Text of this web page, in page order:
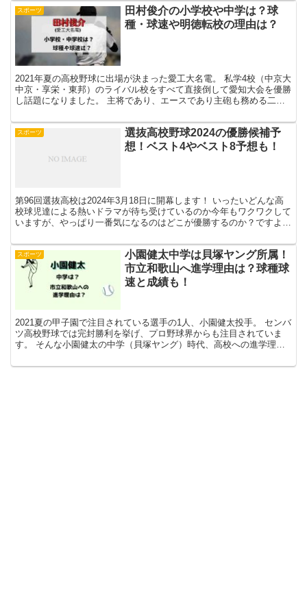
スポーツ
田村俊介の小学校や中学は？球
種・球速や明徳転校の理由は？
2021年夏の高校野球に出場が決まった愛工大名電。 私学4校（中京大
中京・享栄・東邦）のライバル校をすべて直接倒して愛知大会を優勝
し話題になりました。 主将であり、エースであり主砲も務める二刀
スポーツ
選抜高校野球2024の優勝候補予
想！ベスト4やベスト8予想も！
第96回選抜高校は2024年3月18日に開幕します！ いったいどんな高
校球児達による熱いドラマが待ち受けているのか今年もワクワクして
いますが、やっぱり一番気になるのはどこが優勝するのか？ですよ
スポーツ
小園健太中学は貝塚ヤング所属！
市立和歌山へ進学理由は？球種球
速と成績も！
2021夏の甲子園で注目されている選手の1人、小園健太投手。 センバ
ツ高校野球では完封勝利を挙げ、プロ野球界からも注目されていま
す。 そんな小園健太の中学（貝塚ヤング）時代、高校への進学理